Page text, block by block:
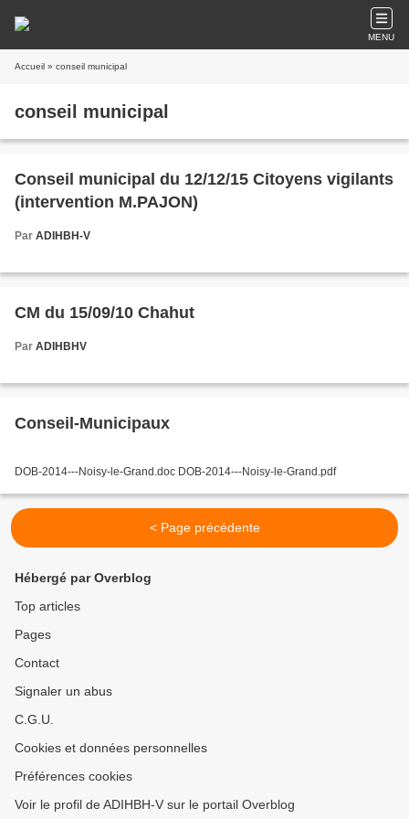
MENU
Accueil » conseil municipal
conseil municipal
Conseil municipal du 12/12/15 Citoyens vigilants
(intervention M.PAJON)
Par ADIHBH-V
CM du 15/09/10 Chahut
Par ADIHBHV
Conseil-Municipaux
DOB-2014---Noisy-le-Grand.doc DOB-2014---Noisy-le-Grand.pdf
< Page précédente
Hébergé par Overblog
Top articles
Pages
Contact
Signaler un abus
C.G.U.
Cookies et données personnelles
Préférences cookies
Voir le profil de ADIHBH-V sur le portail Overblog